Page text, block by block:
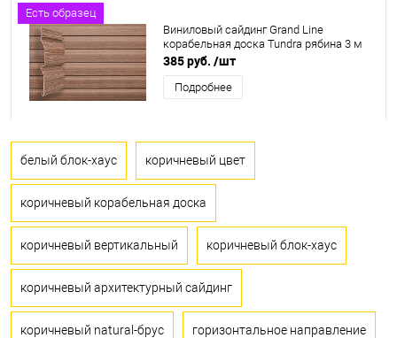
Есть образец
Виниловый сайдинг Grand Line
корабельная доска Tundra рябина 3 м
385 руб. /шт
Подробнее
белый блок-хаус коричневый цвет
коричневый корабельная доска
коричневый вертикальный коричневый блок-хаус
коричневый архитектурный сайдинг
коричневый natural-брус горизонтальное направление